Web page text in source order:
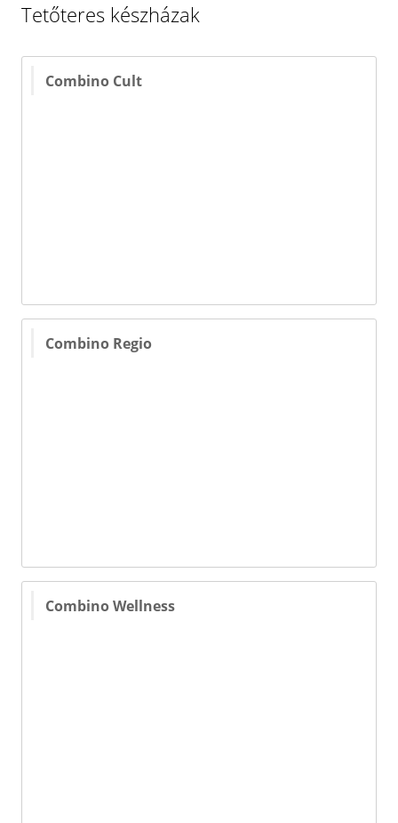
Tetőteres készházak
Combino Cult
Combino Regio
Combino Wellness